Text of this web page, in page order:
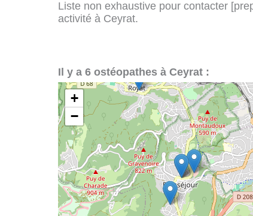
Liste non exhaustive pour contacter
activité à Ceyrat.
Il y a 6 ostéopathes à Ceyrat :
+
−